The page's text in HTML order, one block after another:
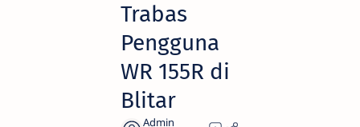
Trabas
Pengguna
WR 155R di
Blitar